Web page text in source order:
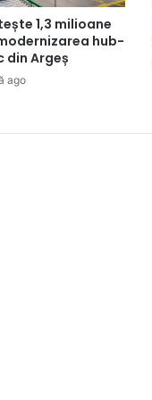
1,3 milioane
hub-
din Argeș
ago